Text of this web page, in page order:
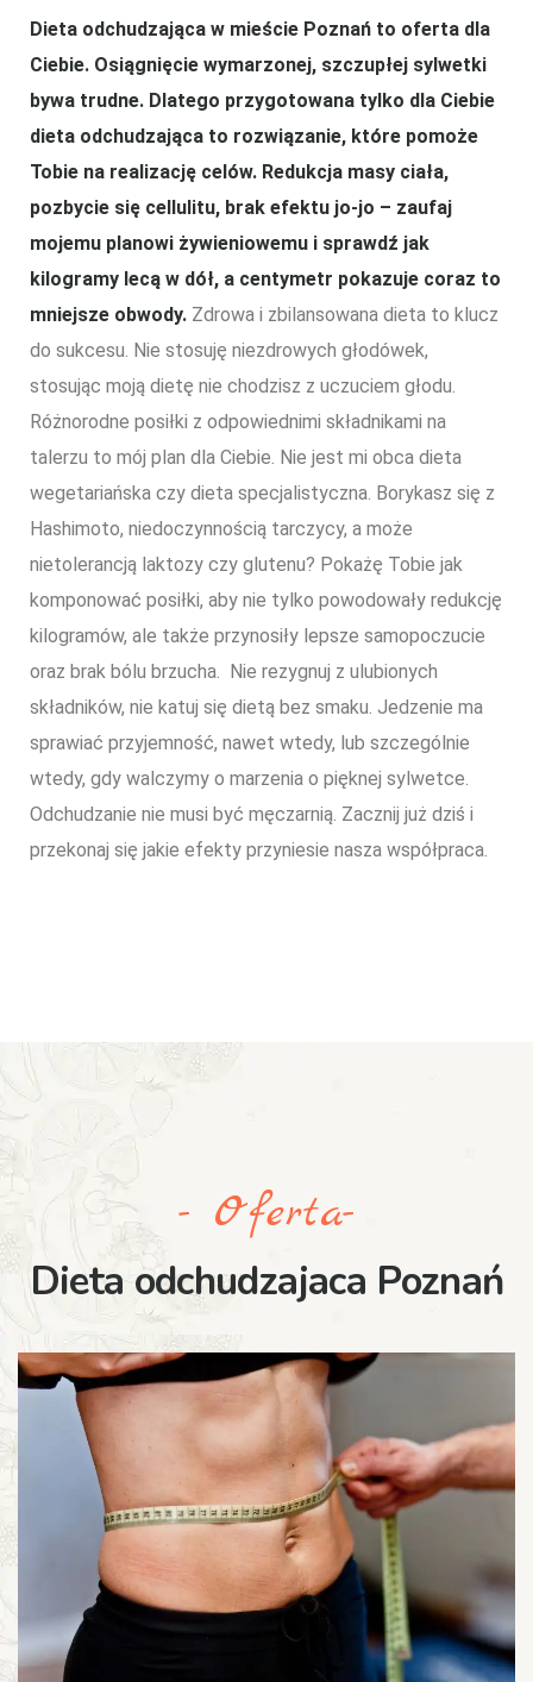
Dieta odchudzająca w mieście Poznań to oferta dla
Ciebie. Osiągnięcie wymarzonej, szczupłej sylwetki
bywa trudne. Dlatego przygotowana tylko dla Ciebie
dieta odchudzająca to rozwiązanie, które pomoże
Tobie na realizację celów. Redukcja masy ciała,
pozbycie się cellulitu, brak efektu jo-jo – zaufaj
mojemu planowi żywieniowemu i sprawdź jak
kilogramy lecą w dół, a centymetr pokazuje coraz to
mniejsze obwody. Zdrowa i zbilansowana dieta to klucz
do sukcesu. Nie stosuję niezdrowych głodówek,
stosując moją dietę nie chodzisz z uczuciem głodu.
Różnorodne posiłki z odpowiednimi składnikami na
talerzu to mój plan dla Ciebie. Nie jest mi obca dieta
wegetariańska czy dieta specjalistyczna. Borykasz się z
Hashimoto, niedoczynnością tarczycy, a może
nietolerancją laktozy czy glutenu? Pokażę Tobie jak
komponować posiłki, aby nie tylko powodowały redukcję
kilogramów, ale także przynosiły lepsze samopoczucie
oraz brak bólu brzucha. Nie rezygnuj z ulubionych
składników, nie katuj się dietą bez smaku. Jedzenie ma
sprawiać przyjemność, nawet wtedy, lub szczególnie
wtedy, gdy walczymy o marzenia o pięknej sylwetce.
Odchudzanie nie musi być męczarnią. Zacznij już dziś i
przekonaj się jakie efekty przyniesie nasza współpraca.
- Oferta-
Dieta odchudzajaca Poznań